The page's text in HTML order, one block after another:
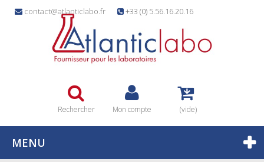
contact@atlanticlabo.fr +33 (0) 5.56.16.20.16
Rechercher Mon compte (vide)
MENU